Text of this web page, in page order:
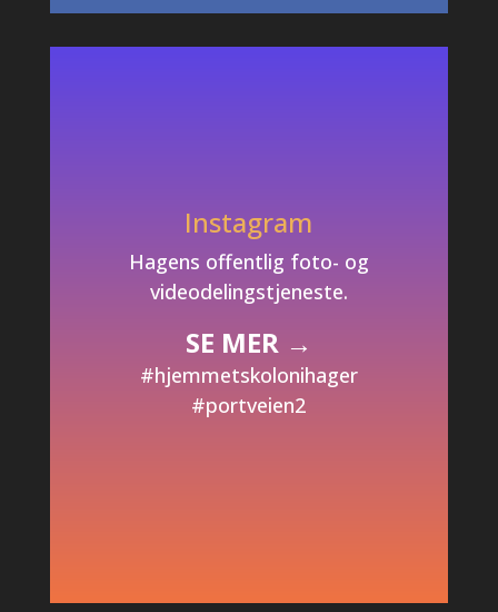
Instagram
Hagens offentlig foto- og
videodelingstjeneste.
SE MER →
#hjemmetskolonihager
#portveien2